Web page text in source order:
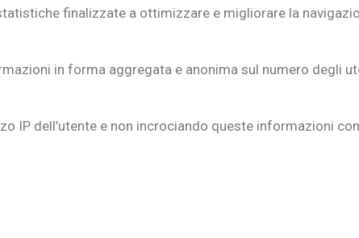
finalizzate a ottimizzare e migliorare la
in forma aggregata e anonima sul numero degli
IP dell’utente e non incrociando queste informazioni